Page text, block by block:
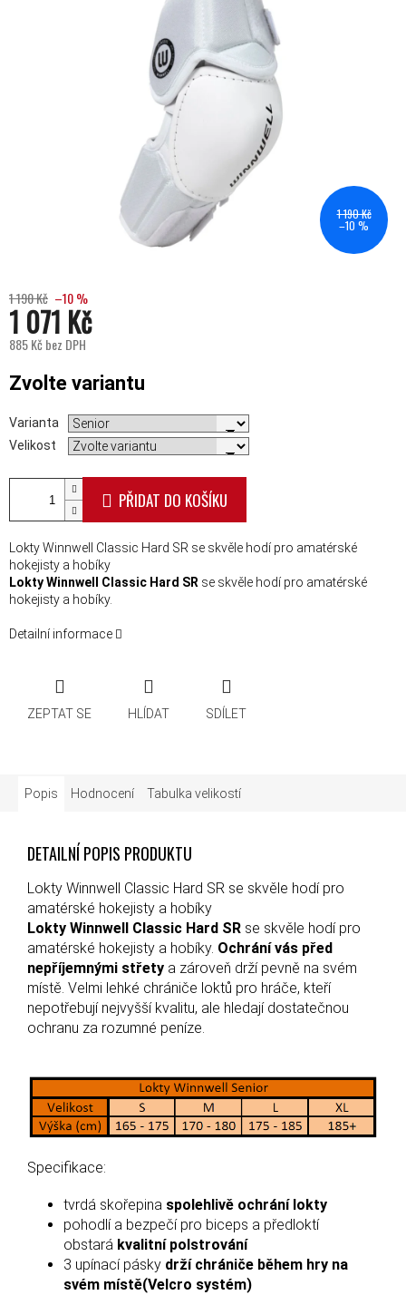
1 190 Kč
–10 %
1 190 Kč –10 %
1 071 Kč
885 Kč bez DPH
Zvolte variantu
Varianta
Velikost
PŘIDAT DO KOŠÍKU
Lokty Winnwell Classic Hard SR se skvěle hodí pro amatérské
hokejisty a hobíky
Lokty Winnwell Classic Hard SR se skvěle hodí pro amatérské
hokejisty a hobíky.
Detailní informace
ZEPTAT SE HLÍDAT SDÍLET
Popis Hodnocení Tabulka velikostí
DETAILNÍ POPIS PRODUKTU
Lokty Winnwell Classic Hard SR se skvěle hodí pro
amatérské hokejisty a hobíky
Lokty Winnwell Classic Hard SR se skvěle hodí pro
amatérské hokejisty a hobíky. Ochrání vás před
nepříjemnými střety a zároveň drží pevně na svém
místě. Velmi lehké chrániče loktů pro hráče, kteří
nepotřebují nejvyšší kvalitu, ale hledají dostatečnou
ochranu za rozumné peníze.
Specifikace:
tvrdá skořepina spolehlivě ochrání lokty
pohodlí a bezpečí pro biceps a předloktí
obstará kvalitní polstrování
3 upínací pásky drží chrániče během hry na
svém místě(Velcro systém)